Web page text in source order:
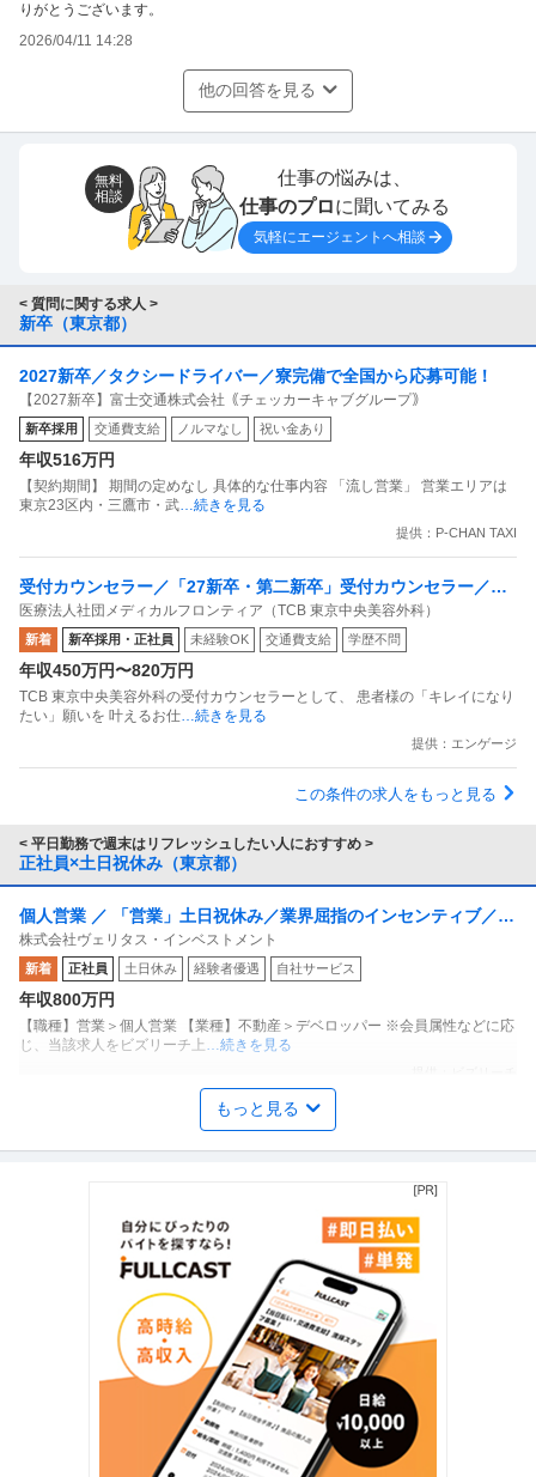
りがとうございます。
2026/04/11 14:28
他の回答を見る
無料
相談
仕事の悩みは、
仕事のプロに聞いてみる
気軽にエージェントへ相談
< 質問に関する求人 >
新卒（東京都）
2027新卒／タクシードライバー／寮完備で全国から応募可能！
【2027新卒】富士交通株式会社｟チェッカーキャブグループ｠
新卒採用 交通費支給 ノルマなし 祝い金あり
年収516万円
【契約期間】 期間の定めなし 具体的な仕事内容 「流し営業」 営業エリアは
東京23区内・三鷹市・武…続きを見る
提供：P-CHAN TAXI
受付カウンセラー／「27新卒・第二新卒」受付カウンセラー／TC
B新宿西口平均月収36万円／未経験大歓迎／社割あり
医療法人社団メディカルフロンティア（TCB 東京中央美容外科）
新着 新卒採用・正社員 未経験OK 交通費支給 学歴不問
年収450万円〜820万円
TCB 東京中央美容外科の受付カウンセラーとして、 患者様の「キレイになり
たい」願いを 叶えるお仕…続きを見る
提供：エンゲージ
この条件の求人をもっと見る
< 平日勤務で週末はリフレッシュしたい人におすすめ >
正社員×土日祝休み（東京都）
個人営業 ／ 「営業」土日祝休み／業界屈指のインセンティブ／残
業月10h
株式会社ヴェリタス・インベストメント
新着 正社員 土日休み 経験者優遇 自社サービス
年収800万円
【職種】営業＞個人営業 【業種】不動産＞デベロッパー ※会員属性などに応
じ、当該求人をビズリーチ上 …続きを見る
商品企画 ／ 「商品企画／マーケティングマネージャー」「たべっ
子どうぶつ」でお馴染みのお菓子メーカー ギンビス「「しみチョ
ココーン」「アスパラガス」などのロングセラー商品を製造／土
日祝休み／転勤なし／勤務地日本橋」（株式会社ギンビス）
株式会社ギンビス
【職種】マーケティング＞商品企画 【業種】メーカー＞食品・飲料 ※会員属
性などに応じ、当該求人をビ…続きを見る
法務・コンプライアンス ／ 「測量士・測量士補・測量助手」最新
ドローン・3Dレーザースキャナーを駆使する先進的測量技術者／
創業90年の強固なグループ基盤／京都・丸太町駅徒歩1分／完全週
ひかり司法書士法人
高収入 完全週休2日制
年収800万円〜1,000万円
【職種】管理＞法務・コンプライアンス 【業種】士業＞その他 ※会員属性な
どに応じ、当該求人をビズリ …続きを見る
もっと見る